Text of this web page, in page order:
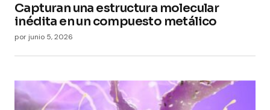
Capturan una estructura molecular
inédita en un compuesto metálico
por junio 5, 2026